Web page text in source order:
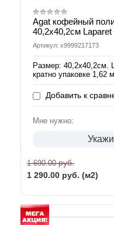
Agat кофейный
40,2х40,2см
Артикул: х9999217173
Размер: 40,2х40,2см.
кратно упаковке 1,62
Добавить к
Мне нужно:
1 690.00руб.
1 290.00 руб. (м2)